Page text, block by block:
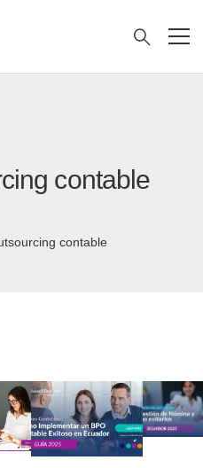
contable
contable